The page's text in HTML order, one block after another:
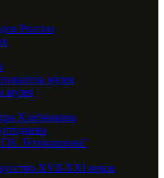
России
музея
музея
Хлебникова
Тетюшинова”
XVII-XXI веков